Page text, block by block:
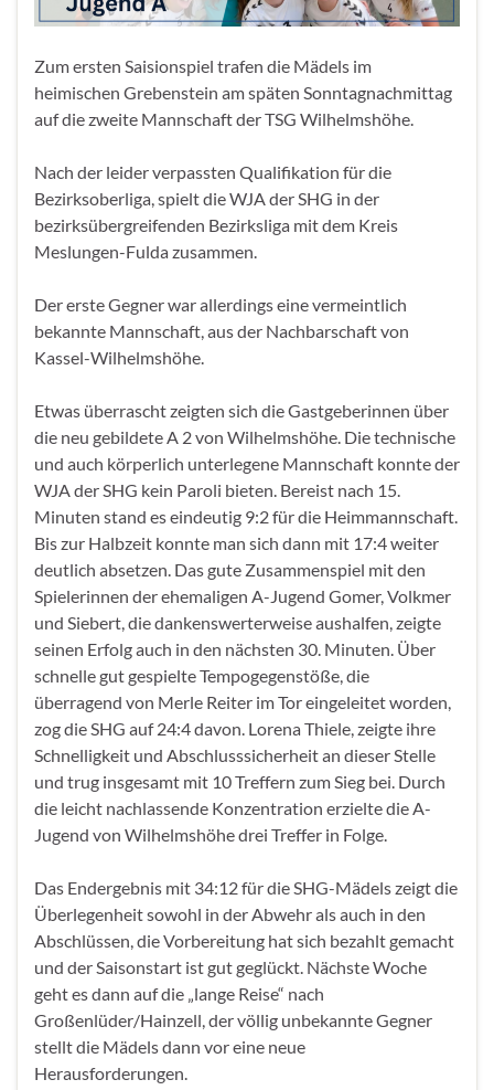
Zum ersten Saisionspiel trafen die Mädels im
heimischen Grebenstein am späten Sonntagnachmittag
auf die zweite Mannschaft der TSG Wilhelmshöhe.
Nach der leider verpassten Qualifikation für die
Bezirksoberliga, spielt die WJA der SHG in der
bezirksübergreifenden Bezirksliga mit dem Kreis
Meslungen-Fulda zusammen.
Der erste Gegner war allerdings eine vermeintlich
bekannte Mannschaft, aus der Nachbarschaft von
Kassel-Wilhelmshöhe.
Etwas überrascht zeigten sich die Gastgeberinnen über
die neu gebildete A 2 von Wilhelmshöhe. Die technische
und auch körperlich unterlegene Mannschaft konnte der
WJA der SHG kein Paroli bieten. Bereist nach 15.
Minuten stand es eindeutig 9:2 für die Heimmannschaft.
Bis zur Halbzeit konnte man sich dann mit 17:4 weiter
deutlich absetzen. Das gute Zusammenspiel mit den
Spielerinnen der ehemaligen A-Jugend Gomer, Volkmer
und Siebert, die dankenswerterweise aushalfen, zeigte
seinen Erfolg auch in den nächsten 30. Minuten. Über
schnelle gut gespielte Tempogegenstöße, die
überragend von Merle Reiter im Tor eingeleitet worden,
zog die SHG auf 24:4 davon. Lorena Thiele, zeigte ihre
Schnelligkeit und Abschlusssicherheit an dieser Stelle
und trug insgesamt mit 10 Treffern zum Sieg bei. Durch
die leicht nachlassende Konzentration erzielte die A-
Jugend von Wilhelmshöhe drei Treffer in Folge.
Das Endergebnis mit 34:12 für die SHG-Mädels zeigt die
Überlegenheit sowohl in der Abwehr als auch in den
Abschlüssen, die Vorbereitung hat sich bezahlt gemacht
und der Saisonstart ist gut geglückt. Nächste Woche
geht es dann auf die „lange Reise“ nach
Großenlüder/Hainzell, der völlig unbekannte Gegner
stellt die Mädels dann vor eine neue
Herausforderungen.